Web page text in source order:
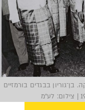
בבגדים בורמזיים